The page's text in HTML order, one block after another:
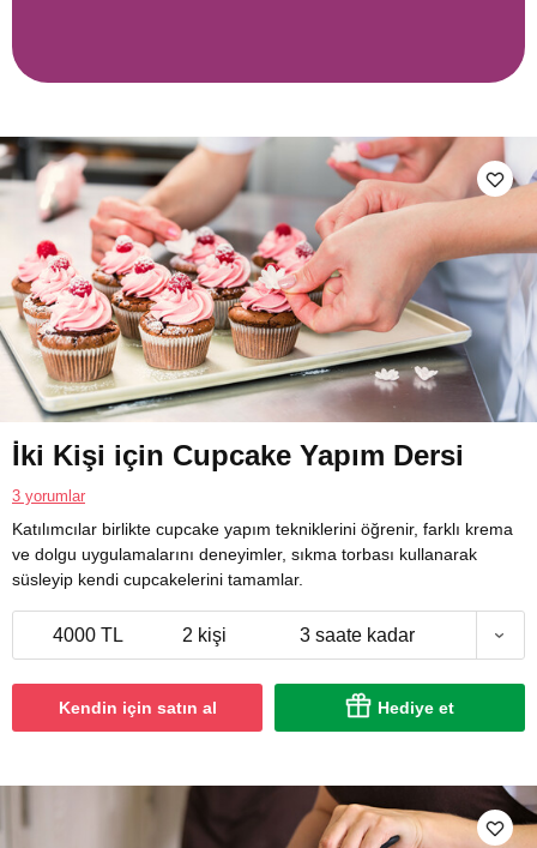
İki Kişi için Cupcake Yapım Dersi
3 yorumlar
Katılımcılar birlikte cupcake yapım tekniklerini öğrenir, farklı krema
ve dolgu uygulamalarını deneyimler, sıkma torbası kullanarak
süsleyip kendi cupcakelerini tamamlar.
4000 TL 2 kişi 3 saate kadar
Kendin için satın al Hediye et